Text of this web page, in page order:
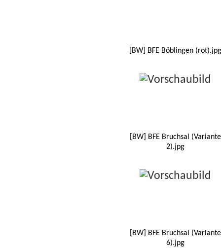
[BW] BFE Böblingen (rot).jpg
[BW] BFE Bruchsal (Variante
2).jpg
[BW] BFE Bruchsal (Variante
6).jpg